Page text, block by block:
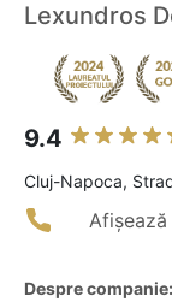
Lexundros
9.4
Cluj-Napoca,
Despre companie: